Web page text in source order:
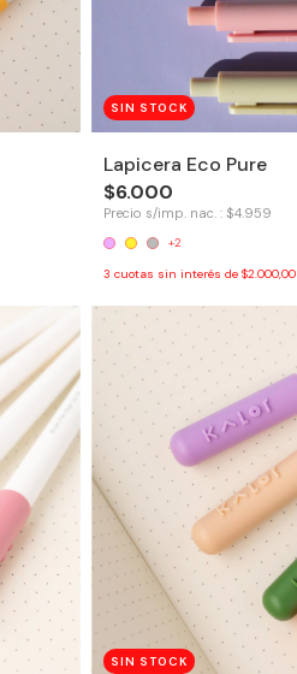
SIN STOCK
Lapicera Eco Pure
$6.000
Precio s/imp. nac. : $4.959
+2
3 cuotas sin interés de $2.000,00
SIN STOCK